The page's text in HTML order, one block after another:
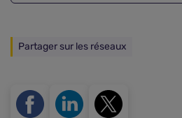
Partager sur les réseaux